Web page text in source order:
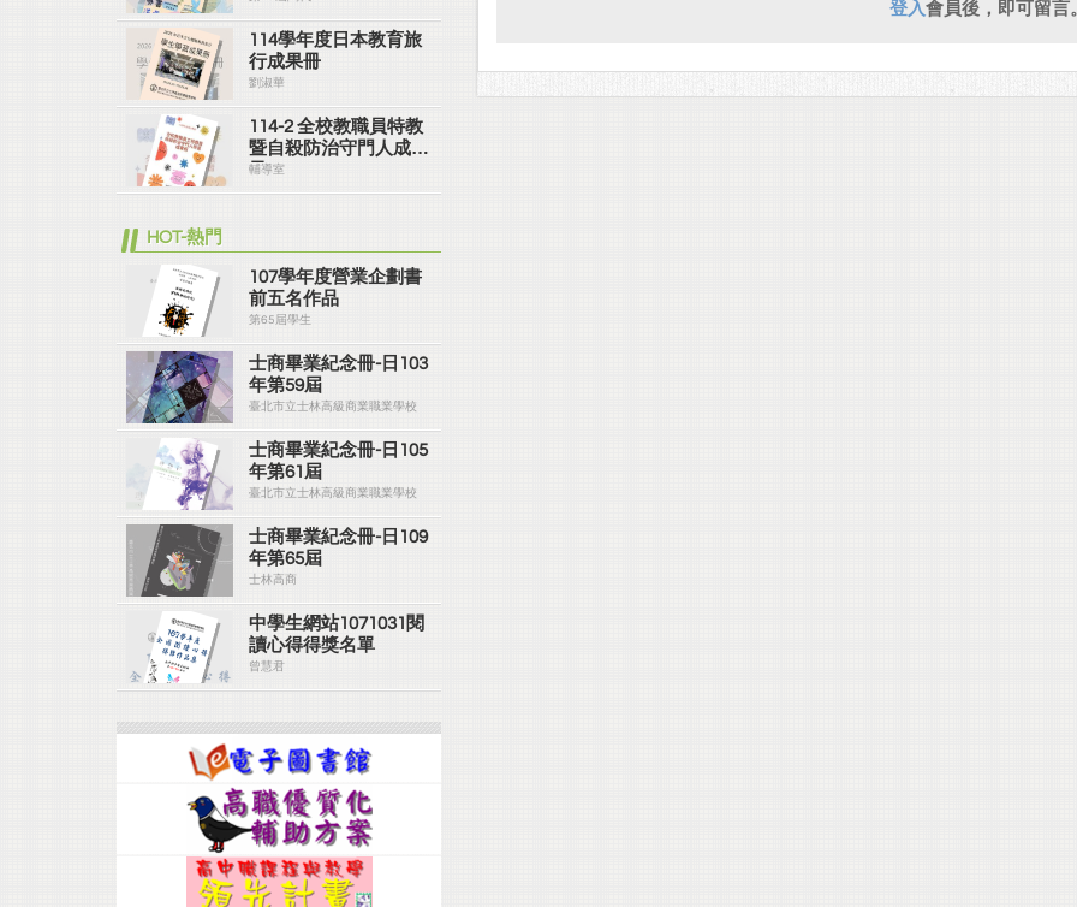
登入會員後，即可留言
114學年度日本教育旅
行成果冊
劉淑華
114-2 全校教職員特教
暨自殺防治守門人成果
冊
輔導室
HOT-熱門
107學年度營業企劃書
前五名作品
第65屆學生
士商畢業紀念冊-日103
年第59屆
臺北市立士林高級商業職業學校
士商畢業紀念冊-日105
年第61屆
臺北市立士林高級商業職業學校
士商畢業紀念冊-日109
年第65屆
士林高商
中學生網站1071031閱
讀心得得獎名單
曾慧君